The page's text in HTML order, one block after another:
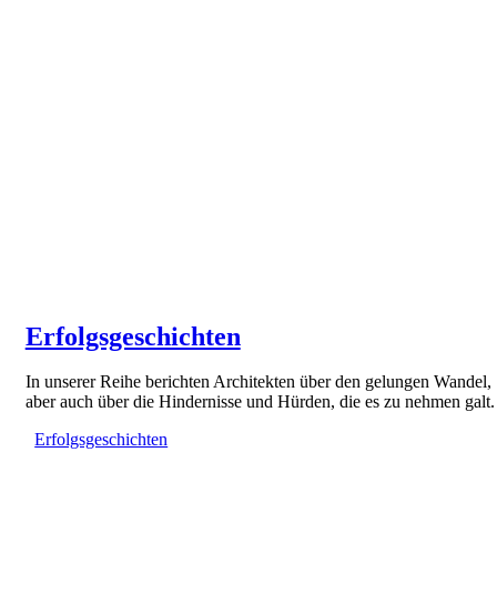
Erfolgsgeschichten
In unserer Reihe berichten Architekten über den gelungen Wandel,
aber auch über die Hindernisse und Hürden, die es zu nehmen galt.
Erfolgsgeschichten